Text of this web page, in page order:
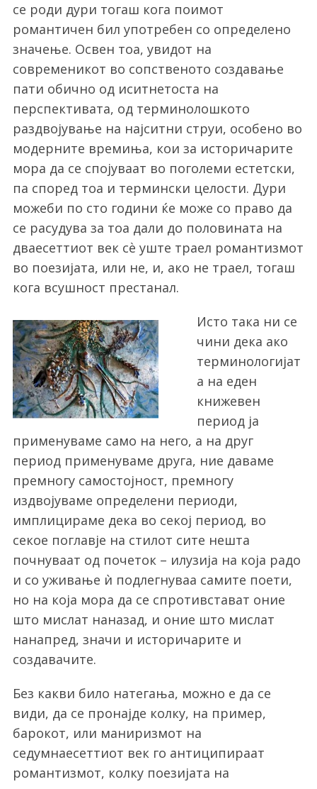
се роди дури тогаш кога поимот
романтичен бил употребен со определено
значење. Освен тоа, увидот на
современикот во сопственото создавање
пати обично од иситнетоста на
перспективата, од терминолошкото
раздвојување на најситни струи, особено во
модерните времиња, кои за историчарите
мора да се спојуваат во поголеми естетски,
па според тоа и термински целости. Дури
можеби по сто години ќе може со право да
се расудува за тоа дали до половината на
дваесеттиот век сѐ уште траел романтизмот
во поезијата, или не, и, ако не траел, тогаш
кога всушност престанал.
Исто така ни се
чини дека ако
терминологијат
а на еден
книжевен
период ја
применуваме само на него, а на друг
период применуваме друга, ние даваме
премногу самостојност, премногу
издвојуваме определени периоди,
имплицираме дека во секој период, во
секое поглавје на стилот сите нешта
почнуваат од почеток – илузија на која радо
и со уживање ѝ подлегнуваа самите поети,
но на која мора да се спротивстават оние
што мислат наназад, и оние што мислат
нанапред, значи и историчарите и
создавачите.
Без какви било натегања, можно е да се
види, да се пронајде колку, на пример,
барокот, или маниризмот на
седумнаесеттиот век го антиципираат
романтизмот, колку поезијата на